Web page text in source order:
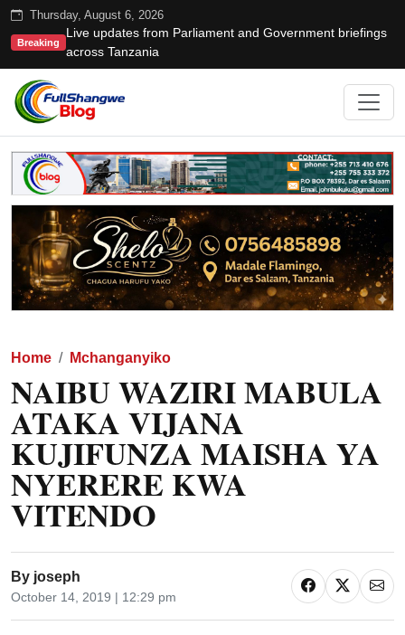
Thursday, August 6, 2026
Breaking
Live updates from Parliament and Government briefings
across Tanzania
Home Mchanganyiko
NAIBU WAZIRI MABULA
ATAKA VIJANA
KUJIFUNZA MAISHA YA
NYERERE KWA
VITENDO
By joseph
October 14, 2019 | 12:29 pm